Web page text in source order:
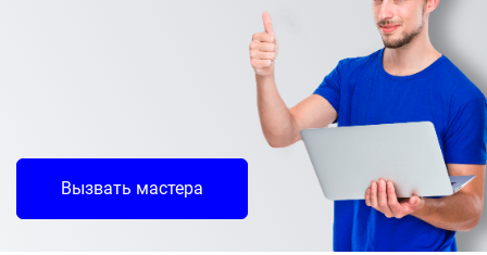
Вызвать мастера